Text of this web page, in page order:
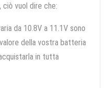
ciò vuol dire che:
da 10.8V a 11.1V sono
della vostra batteria
in tutta